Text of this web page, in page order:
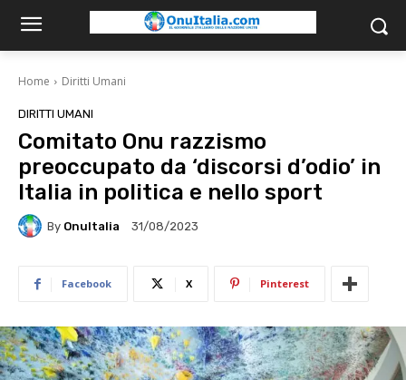
Home Diritti Umani
DIRITTI UMANI
Comitato Onu razzismo
preoccupato da ‘discorsi d’odio’ in
Italia in politica e nello sport
By OnuItalia 31/08/2023
Facebook X Pinterest